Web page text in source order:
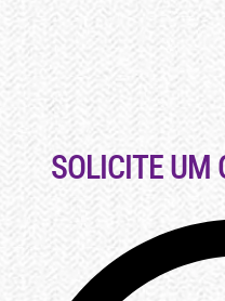
SOLICITE UM